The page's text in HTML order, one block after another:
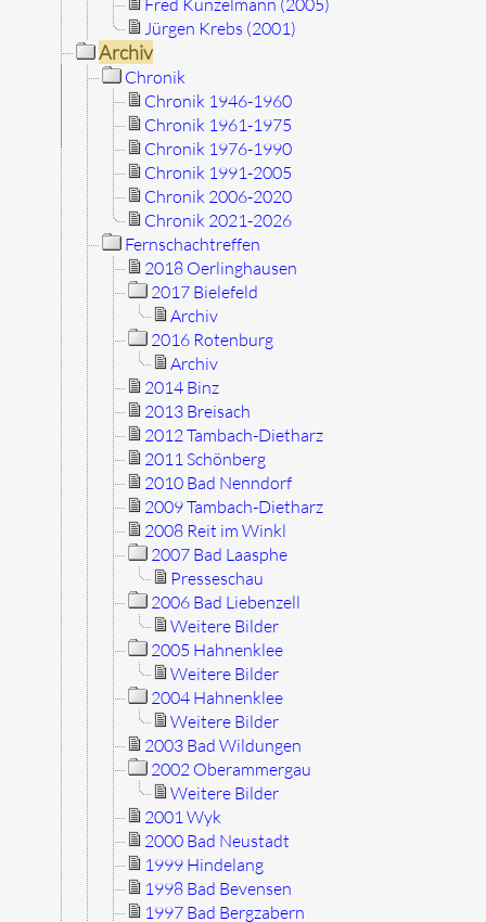
Jürgen Krebs (2001)
Archiv
Chronik
Chronik 1946-1960
Chronik 1961-1975
Chronik 1976-1990
Chronik 1991-2005
Chronik 2006-2020
Chronik 2021-2026
Fernschachtreffen
2018 Oerlinghausen
2017 Bielefeld
Archiv
2016 Rotenburg
Archiv
2014 Binz
2013 Breisach
2012 Tambach-Dietharz
2011 Schönberg
2010 Bad Nenndorf
2009 Tambach-Dietharz
2008 Reit im Winkl
2007 Bad Laasphe
Presseschau
2006 Bad Liebenzell
Weitere Bilder
2005 Hahnenklee
Weitere Bilder
2004 Hahnenklee
Weitere Bilder
2003 Bad Wildungen
2002 Oberammergau
Weitere Bilder
2001 Wyk
2000 Bad Neustadt
1999 Hindelang
1998 Bad Bevensen
1997 Bad Bergzabern